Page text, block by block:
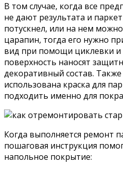
В том случае, когда все
не дают результата и
потускнел, или на нем
царапин, тогда его нужно
вид при помощи циклевки
поверхность наносят
декоративный состав.
использована краска для
подходить именно для
Когда выполняется ремонт
пошаговая инструкция
напольное покрытие: